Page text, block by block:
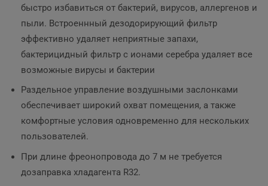
быстро избавиться от бактерий, вирусов, аллергенов и
пыли. Встроеннный дезодорирующий фильтр
эффективно удаляет неприятные запахи,
бактерицидный фильтр с ионами серебра удаляет все
возможные вирусы и бактерии
Раздельное управление воздушными заслонками
обеспечивает широкий охват помещения, а также
комфортные условия одновременно для нескольких
пользователей.
При длине фреонопровода до 7 м не требуется
дозаправка хладагента R32.